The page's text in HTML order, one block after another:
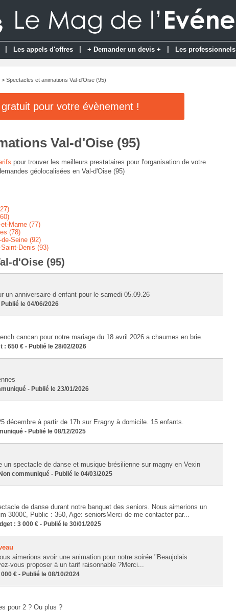
Les appels d'offres + Demander un devis + Les professionnels
> Spectacles et animations Val-d'Oise (95)
pour votre évènement !
Val-d'Oise (95)
pour trouver les meilleurs prestataires pour l'organisation de votre
géolocalisées en Val-d'Oise (95)
Marne (77)
(78)
Seine (92)
Denis (93)
d'Oise (95)
un anniversaire d enfant pour le samedi 05.09.26
le 04/06/2026
cancan pour notre mariage du 18 avril 2026 a chaumes en brie.
: 650 € - Publié le 28/02/2026
- Publié le 23/01/2026
décembre à partir de 17h sur Eragny à domicile. 15 enfants.
- Publié le 08/12/2025
un spectacle de danse et musique brésilienne sur magny en Vexin
communiqué - Publié le 04/03/2025
de danse durant notre banquet des seniors. Nous aimerions un
3000€, Public : 350, Age: seniorsMerci de me contacter par...
: 3 000 € - Publié le 30/01/2025
aimerions avoir une animation pour notre soirée "Beaujolais
vous proposer à un tarif raisonnable ?Merci...
€ - Publié le 08/10/2024
pour 2 ? Ou plus ?